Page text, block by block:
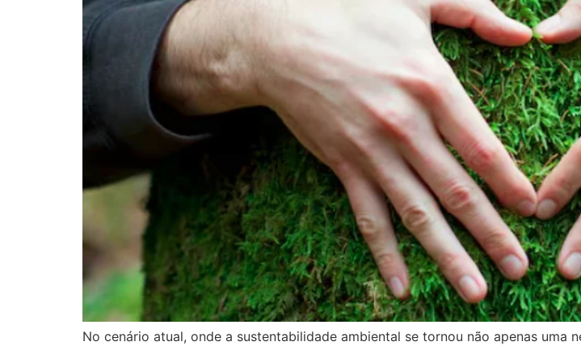
No cenário atual, onde a sustentabilidade ambiental se tornou não apenas uma